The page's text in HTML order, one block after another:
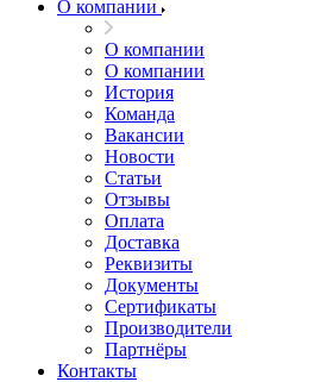
О компании
О компании
О компании
История
Команда
Вакансии
Новости
Статьи
Отзывы
Оплата
Доставка
Реквизиты
Документы
Сертификаты
Производители
Партнёры
Контакты